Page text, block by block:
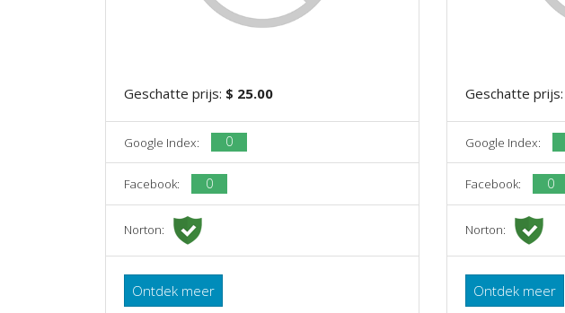
Geschatte prijs: $ 25.00
Google Index: 0
Facebook: 0
Norton:
Ontdek meer
Geschatte prijs:
Google Index:
Facebook: 0
Norton:
Ontdek meer